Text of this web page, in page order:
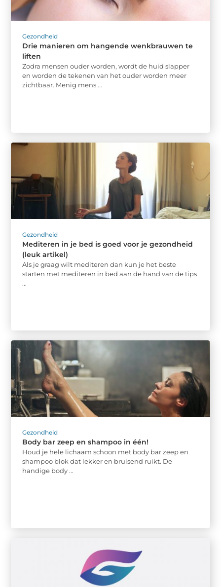
Gezondheid
Drie manieren om hangende wenkbrauwen te
liften
Zodra mensen ouder worden, wordt de huid slapper
en worden de tekenen van het ouder worden meer
zichtbaar. Menig mens ...
Gezondheid
Mediteren in je bed is goed voor je gezondheid
(leuk artikel)
Als je graag wilt mediteren dan kun je het beste
starten met mediteren in bed aan de hand van de tips
...
Gezondheid
Body bar zeep en shampoo in één!
Houd je hele lichaam schoon met body bar zeep en
shampoo blok dat lekker en bruisend ruikt. De
handige body ...